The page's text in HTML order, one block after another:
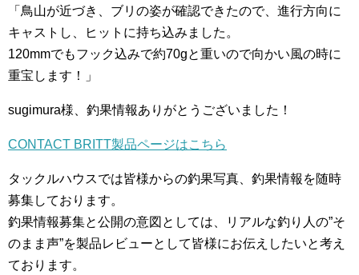
「鳥山が近づき、ブリの姿が確認できたので、進行方向に
キャストし、ヒットに持ち込みました。
120mmでもフック込みで約70gと重いので向かい風の時に
重宝します！」
sugimura様、釣果情報ありがとうございました！
CONTACT BRITT製品ページはこちら
タックルハウスでは皆様からの釣果写真、釣果情報を随時
募集しております。
釣果情報募集と公開の意図としては、リアルな釣り人の”そ
のまま声”を製品レビューとして皆様にお伝えしたいと考え
ております。